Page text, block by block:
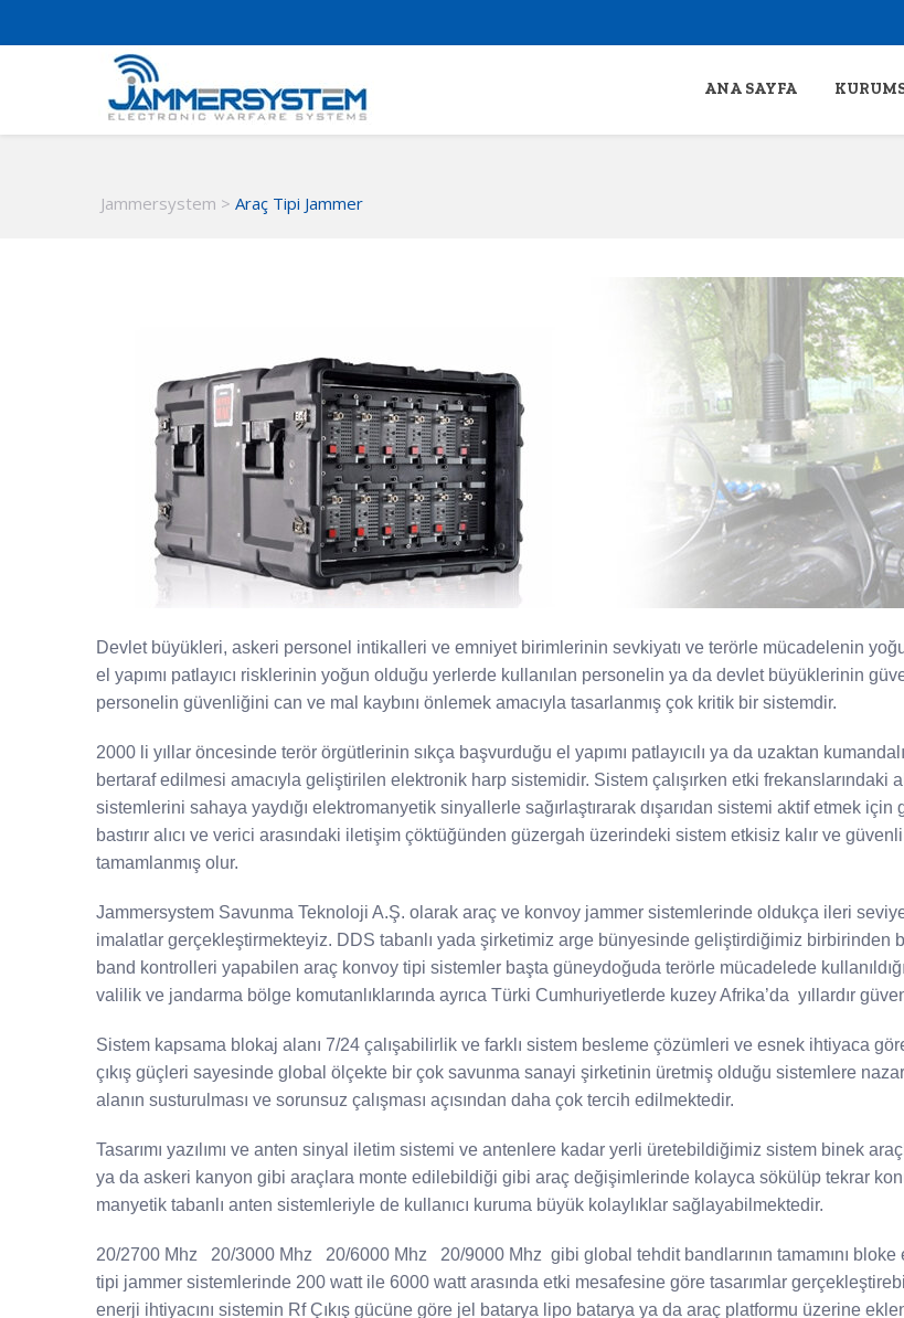
ANA SAYFA
Jammersystem > Araç Tipi Jammer
Devlet büyükleri, askeri personel intikalleri ve emniyet birimlerinin sevkiyatı ve terörle mücadelenin
el yapımı patlayıcı risklerinin yoğun olduğu yerlerde kullanılan personelin ya da devlet büyüklerinin
personelin güvenliğini can ve mal kaybını önlemek amacıyla tasarlanmış çok kritik bir sistemdir.
2000 li yıllar öncesinde terör örgütlerinin sıkça başvurduğu el yapımı patlayıcılı ya da uzaktan kumandalı
bertaraf edilmesi amacıyla geliştirilen elektronik harp sistemidir. Sistem çalışırken etki frekanslarındaki
sistemlerini sahaya yaydığı elektromanyetik sinyallerle sağırlaştırarak dışarıdan sistemi aktif etmek
bastırır alıcı ve verici arasındaki iletişim çöktüğünden güzergah üzerindeki sistem etkisiz kalır ve
tamamlanmış olur.
Jammersystem Savunma Teknoloji A.Ş. olarak araç ve konvoy jammer sistemlerinde oldukça ileri
imalatlar gerçekleştirmekteyiz. DDS tabanlı yada şirketimiz arge bünyesinde geliştirdiğimiz birbirinden
band kontrolleri yapabilen araç konvoy tipi sistemler başta güneydoğuda terörle mücadelede
valilik ve jandarma bölge komutanlıklarında ayrıca Türki Cumhuriyetlerde kuzey Afrika’da yıllardır
Sistem kapsama blokaj alanı 7/24 çalışabilirlik ve farklı sistem besleme çözümleri ve esnek ihtiyaca
çıkış güçleri sayesinde global ölçekte bir çok savunma sanayi şirketinin üretmiş olduğu sistemlere
alanın susturulması ve sorunsuz çalışması açısından daha çok tercih edilmektedir.
Tasarımı yazılımı ve anten sinyal iletim sistemi ve antenlere kadar yerli üretebildiğimiz sistem binek
ya da askeri kanyon gibi araçlara monte edilebildiği gibi araç değişimlerinde kolayca sökülüp tekrar
manyetik tabanlı anten sistemleriyle de kullanıcı kuruma büyük kolaylıklar sağlayabilmektedir.
20/2700 Mhz 20/3000 Mhz 20/6000 Mhz 20/9000 Mhz gibi global tehdit bandlarının tamamını bloke
tipi jammer sistemlerinde 200 watt ile 6000 watt arasında etki mesafesine göre tasarımlar
enerji ihtiyacını sistemin Rf Çıkış gücüne göre jel batarya lipo batarya ya da araç platformu üzerine